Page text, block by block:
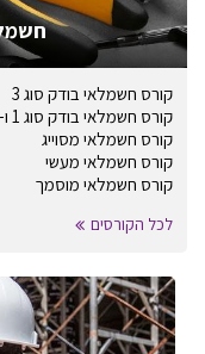
קורס חשמלאי בודק סוג 3
קורס חשמלאי בודק סוג 1 ו-2
קורס חשמלאי מסוייג
קורס חשמלאי מעשי
קורס חשמלאי מוסמך
לכל הקורסים